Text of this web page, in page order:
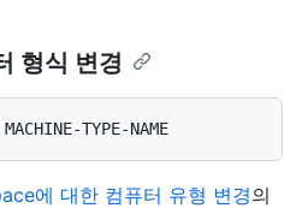
형식 변경
에 대한 컴퓨터 유형 변경의